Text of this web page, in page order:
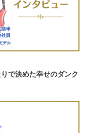
で決めた幸せのダンク